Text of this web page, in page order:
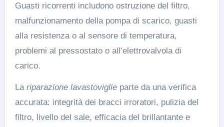
Guasti ricorrenti includono ostruzione del filtro,
malfunzionamento della pompa di scarico, guasti
alla resistenza o al sensore di temperatura,
problemi al pressostato o all’elettrovalvola di
carico.
La riparazione lavastoviglieparte da una verifica
accurata: integrità dei bracci irroratori, pulizia del
filtro, livello del sale, efficacia del brillantante e